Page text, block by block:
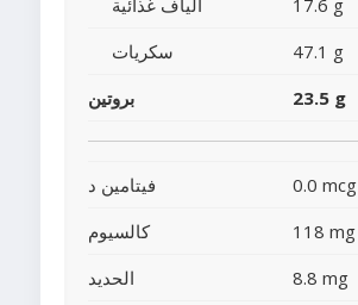
ألياف غذائية 17.6 g
سكريات
47.1 g
بروتين
23.5 g
فيتامين د 0.0 mcg
كالسيوم
118 mg
الحديد
8.8 mg